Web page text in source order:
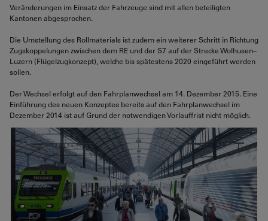
Veränderungen im Einsatz der Fahrzeuge sind mit allen beteiligten
Kantonen abgesprochen.
Die Umstellung des Rollmaterials ist zudem ein weiterer Schritt in Richtung
Zugskoppelungen zwischen dem RE und der S7 auf der Strecke Wolhusen–
Luzern (Flügelzugkonzept), welche bis spätestens 2020 eingeführt werden
sollen.
Der Wechsel erfolgt auf den Fahrplanwechsel am 14. Dezember 2015. Eine
Einführung des neuen Konzeptes bereits auf den Fahrplanwechsel im
Dezember 2014 ist auf Grund der notwendigen Vorlauffrist nicht möglich.